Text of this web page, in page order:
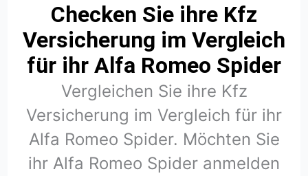
Checken Sie ihre Kfz
Versicherung im Vergleich
für ihr Alfa Romeo Spider
Vergleichen Sie ihre Kfz
Versicherung im Vergleich für ihr
Alfa Romeo Spider. Möchten Sie
ihr Alfa Romeo Spider anmelden